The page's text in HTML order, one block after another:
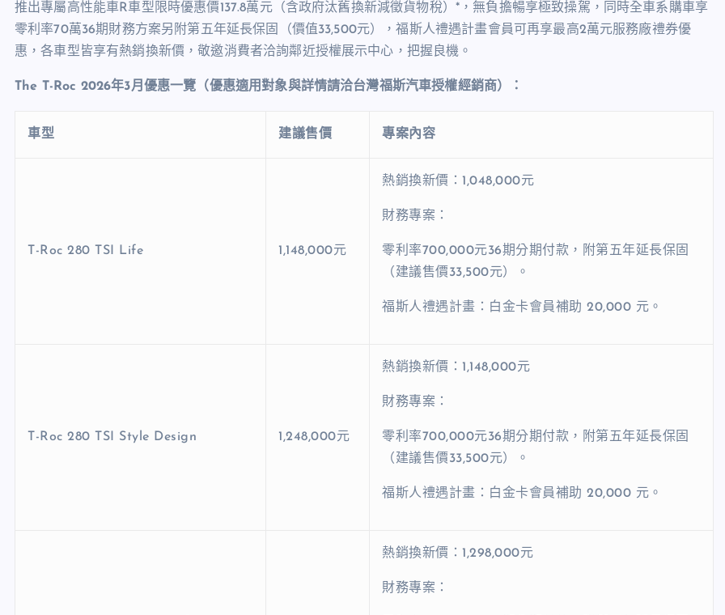
推出專屬高性能車R車型限時優惠價137.8萬元（含政府汰舊換新減徵貨物稅）*，無負擔暢享極致操駕，同時全車系購車享
零利率70萬36期財務方案另附第五年延長保固（價值33,500元），福斯人禮遇計畫會員可再享最高2萬元服務廠禮券優
惠，各車型皆享有熱銷換新價，敬邀消費者洽詢鄰近授權展示中心，把握良機。
The T-Roc 2026年3月優惠一覽（優惠適用對象與詳情請洽台灣福斯汽車授權經銷商）：
車型 建議售價 專案內容
T-Roc 280 TSI Life 1,148,000元
熱銷換新價：1,048,000元
財務專案：
零利率700,000元36期分期付款，附第五年延長保固
（建議售價33,500元）。
福斯人禮遇計畫：白金卡會員補助 20,000 元。
T-Roc 280 TSI Style Design 1,248,000元
熱銷換新價：1,148,000元
財務專案：
零利率700,000元36期分期付款，附第五年延長保固
（建議售價33,500元）。
福斯人禮遇計畫：白金卡會員補助 20,000 元。
熱銷換新價：1,298,000元
財務專案：